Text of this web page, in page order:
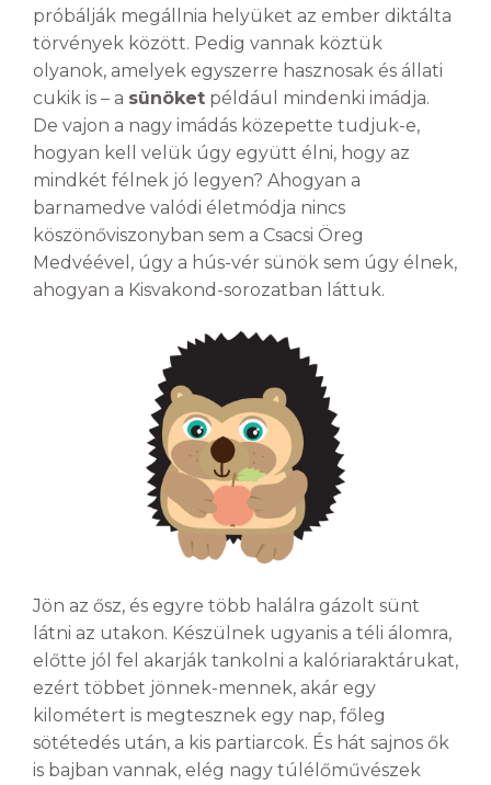
próbálják megállnia helyüket az ember diktálta
törvények között. Pedig vannak köztük
olyanok, amelyek egyszerre hasznosak és állati
cukik is – a sünöket például mindenki imádja.
De vajon a nagy imádás közepette tudjuk-e,
hogyan kell velük úgy együtt élni, hogy az
mindkét félnek jó legyen? Ahogyan a
barnamedve valódi életmódja nincs
köszönőviszonyban sem a Csacsi Öreg
Medvéével, úgy a hús-vér sünök sem úgy élnek,
ahogyan a Kisvakond-sorozatban láttuk.
Jön az ősz, és egyre több halálra gázolt sünt
látni az utakon. Készülnek ugyanis a téli álomra,
előtte jól fel akarják tankolni a kalóriaraktárukat,
ezért többet jönnek-mennek, akár egy
kilométert is megtesznek egy nap, főleg
sötétedés után, a kis partiarcok. És hát sajnos ők
is bajban vannak, elég nagy túlélőművészek